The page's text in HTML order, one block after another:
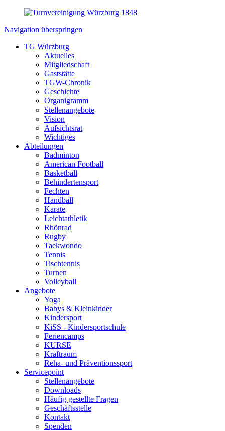
Navigation überspringen
TG Würzburg
Aktuelles
Mitgliedschaft
Gaststätte
TGW-Chronik
Geschichte
Organigramm
Stellenangebote
Vision
Aufsichtsrat
Wichtiges
Abteilungen
Badminton
American Football
Basketball
Behindertensport
Fechten
Handball
Karate
Leichtathletik
Rhönrad
Rugby
Taekwondo
Tennis
Tischtennis
Turnen
Volleyball
Angebote
Yoga
Babys & Kleinkinder
Kindersport
KiSS - Kindersportschule
Feriencamps
KURSE
Kraftraum
Reha- und Präventionssport
Servicepoint
Stellenangebote
Downloads
Häufig gestellte Fragen
Geschäftsstelle
Kontakt
Spenden